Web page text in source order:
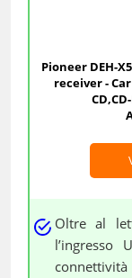
Pioneer DEH-
receiver -
Oltre al
l’ingresso